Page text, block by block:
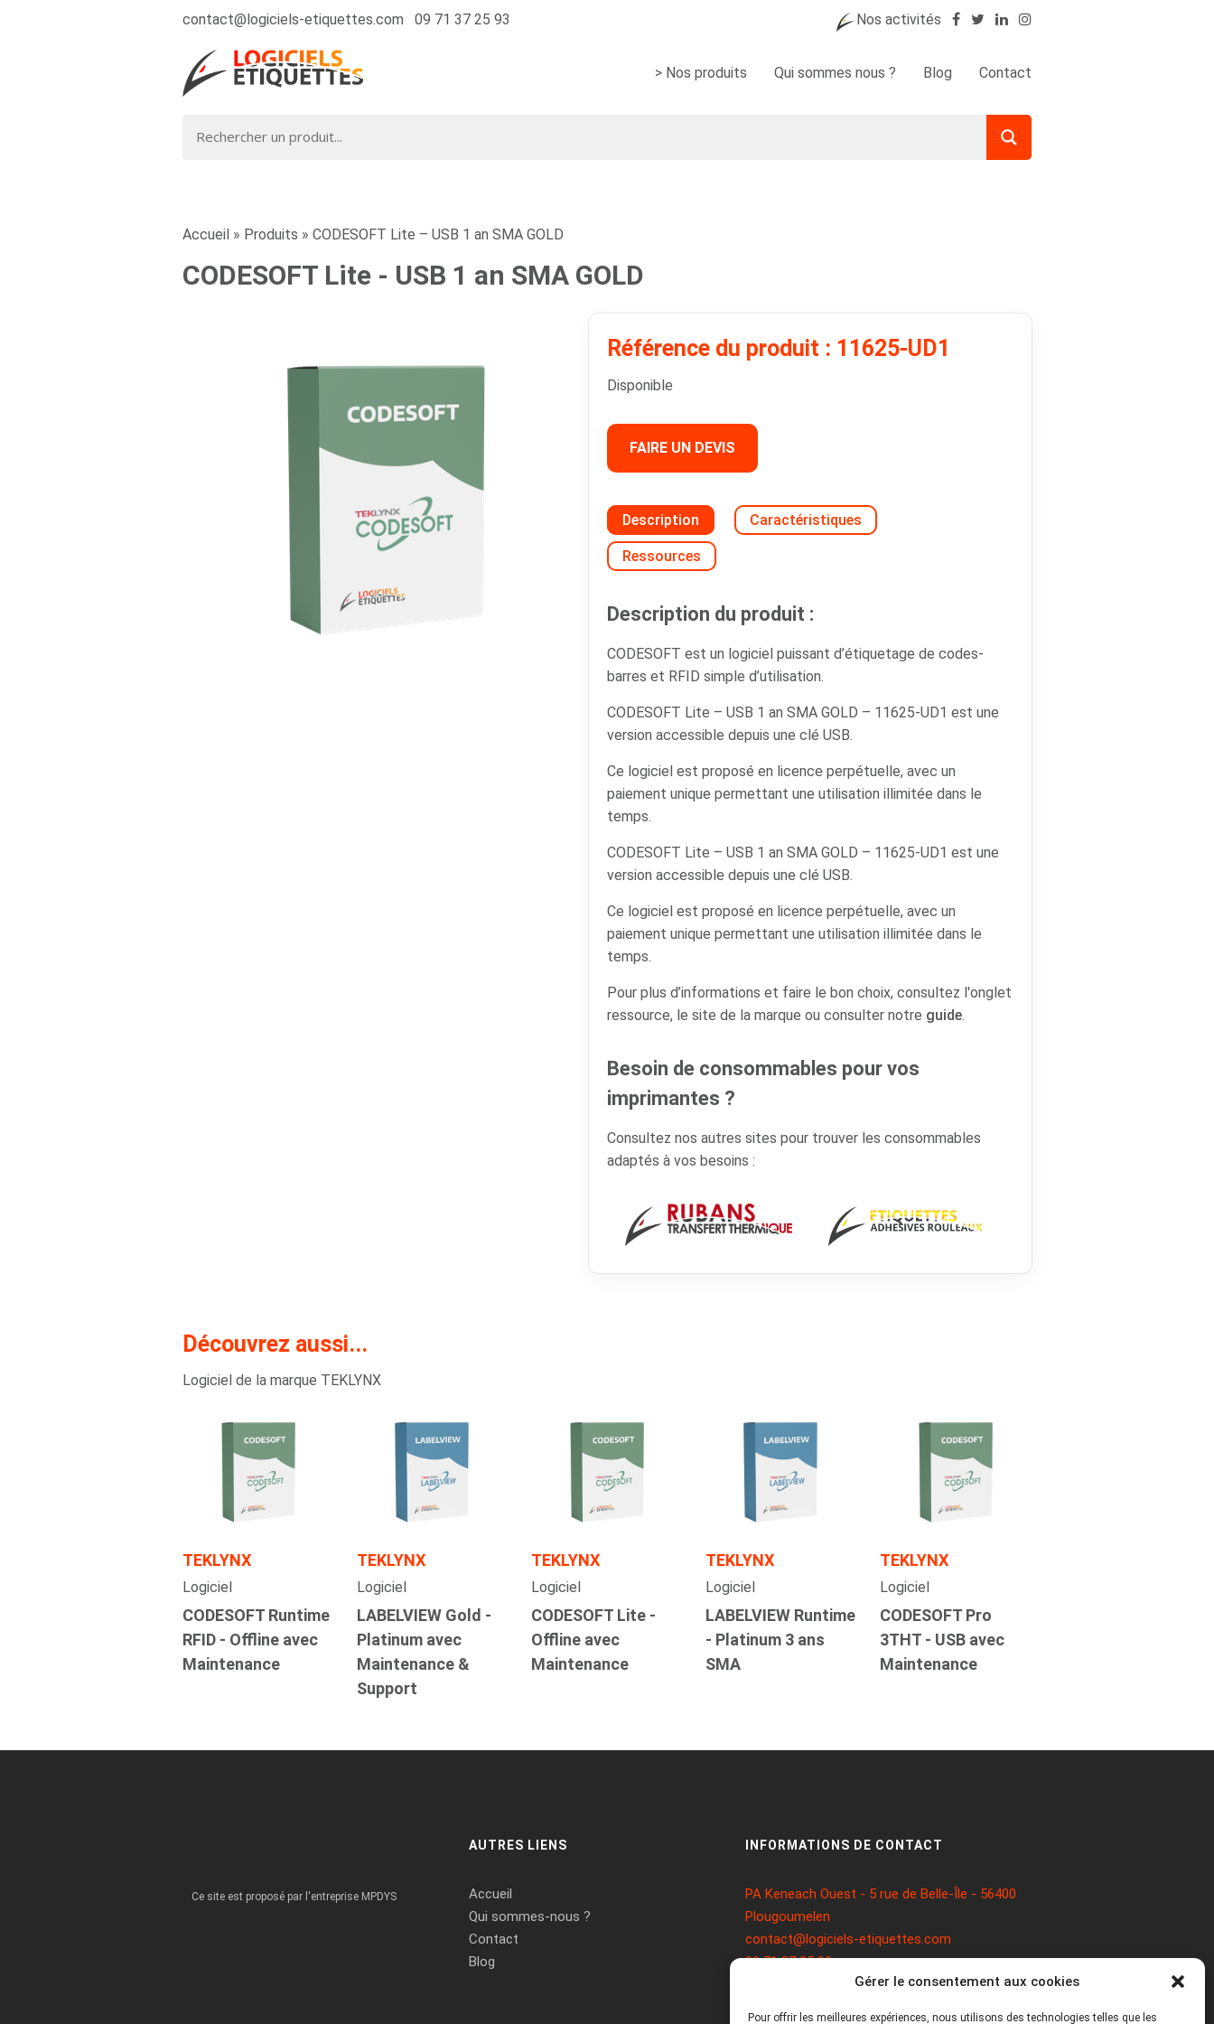
Gérer le consentement aux cookies
Pour offrir les meilleures expériences, nous utilisons des technologies telles que les
contact@logiciels-etiquettes.com 09 71 37 25 93 Nos activités
> Nos produits Qui sommes nous ? Blog Contact
Accueil » Produits » CODESOFT Lite – USB 1 an SMA GOLD
CODESOFT Lite - USB 1 an SMA GOLD
Référence du produit : 11625-UD1
Disponible
FAIRE UN DEVIS
Description Caractéristiques
Ressources
Description du produit :
CODESOFT est un logiciel puissant d’étiquetage de codes-
barres et RFID simple d’utilisation.
CODESOFT Lite – USB 1 an SMA GOLD – 11625-UD1 est une
version accessible depuis une clé USB.
Ce logiciel est proposé en licence perpétuelle, avec un
paiement unique permettant une utilisation illimitée dans le
temps.
CODESOFT Lite – USB 1 an SMA GOLD – 11625-UD1 est une
version accessible depuis une clé USB.
Ce logiciel est proposé en licence perpétuelle, avec un
paiement unique permettant une utilisation illimitée dans le
temps.
Pour plus d’informations et faire le bon choix, consultez l'onglet
ressource, le site de la marque ou consulter notre guide.
Besoin de consommables pour vos
imprimantes ?
Consultez nos autres sites pour trouver les consommables
adaptés à vos besoins :
Découvrez aussi...
Logiciel de la marque TEKLYNX
TEKLYNX
Logiciel
CODESOFT Runtime
RFID - Offline avec
Maintenance
TEKLYNX
Logiciel
LABELVIEW Gold -
Platinum avec
Maintenance &
Support
TEKLYNX
Logiciel
CODESOFT Lite -
Offline avec
Maintenance
TEKLYNX
Logiciel
LABELVIEW Runtime
- Platinum 3 ans
SMA
TEKLYNX
Logiciel
CODESOFT Pro
3THT - USB avec
Maintenance
Ce site est proposé par l'entreprise MPDYS
AUTRES LIENS
Accueil
Qui sommes-nous ?
Contact
Blog
INFORMATIONS DE CONTACT
PA Keneach Ouest - 5 rue de Belle-Île - 56400
Plougoumelen
contact@logiciels-etiquettes.com
09 71 37 25 93